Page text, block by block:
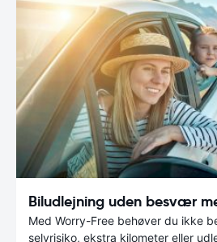
Biludlejning uden besvær
Med Worry-Free behøver du ikke
selvrisiko, ekstra kilometer eller